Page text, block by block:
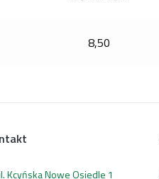
8,50
Kcyńska Nowe Osiedle 1